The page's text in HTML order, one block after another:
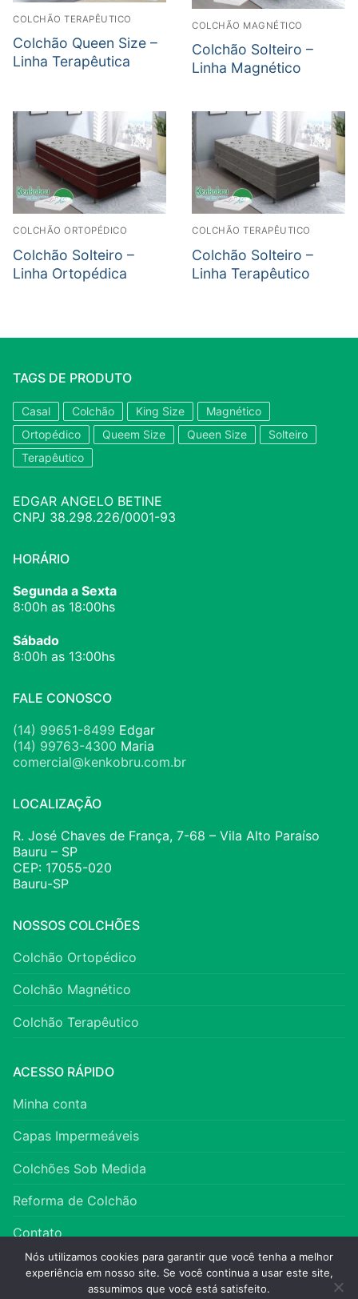
COLCHÃO TERAPÊUTICO
Colchão Queen Size –
Linha Terapêutica
COLCHÃO MAGNÉTICO
Colchão Solteiro –
Linha Magnético
COLCHÃO ORTOPÉDICO
Colchão Solteiro –
Linha Ortopédica
COLCHÃO TERAPÊUTICO
Colchão Solteiro –
Linha Terapêutico
TAGS DE PRODUTO
Casal Colchão King Size
Magnético
Ortopédico
Queem Size Queen Size
Solteiro
Terapêutico
EDGAR ANGELO BETINE
CNPJ 38.298.226/0001-93
HORÁRIO
Segunda a Sexta
8:00h as 18:00hs
Sábado
8:00h as 13:00hs
FALE CONOSCO
(14) 99651-8499 Edgar
(14) 99763-4300 Maria
comercial@kenkobru.com.br
LOCALIZAÇÃO
R. José Chaves de França, 7-68 – Vila Alto Paraíso
Bauru – SP
CEP: 17055-020
Bauru-SP
NOSSOS COLCHÕES
Colchão Ortopédico
Colchão Magnético
Colchão Terapêutico
ACESSO RÁPIDO
Minha conta
Capas Impermeáveis
Colchões Sob Medida
Reforma de Colchão
Contato
Nós utilizamos cookies para garantir que você tenha a melhor
experiência em nosso site. Se você continua a usar este site,
assumimos que você está satisfeito.